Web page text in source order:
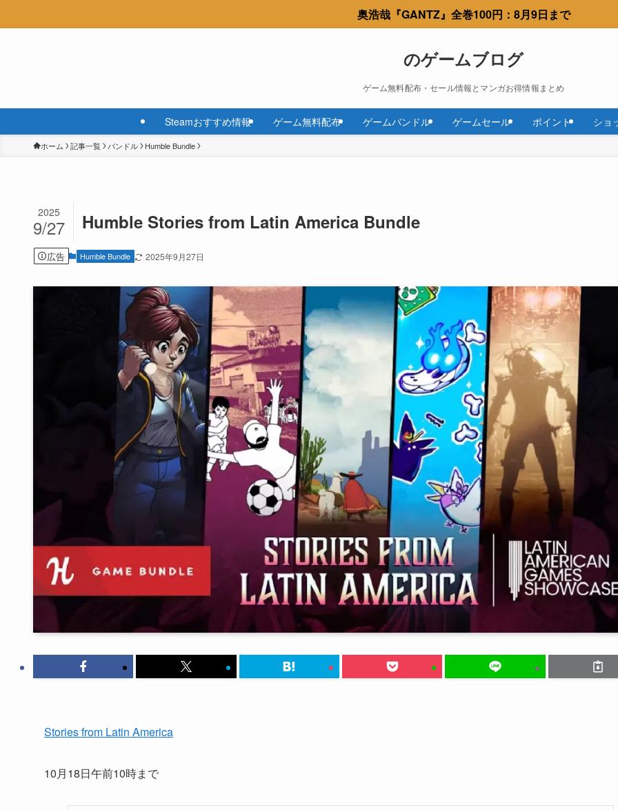
奥浩哉『GANTZ』全巻100円：8月9日まで
のゲームブログ
ゲーム無料配布・セール情報とマンガお得情報まとめ
Steamおすすめ情報 ゲーム無料配布 ゲームバンドル ゲームセール ポイント ショ
ホーム 記事一覧 バンドル Humble Bundle
Humble Stories from Latin America Bundle
2025
9/27
広告 Humble Bundle 2025年9月27日
Stories from Latin America
10月18日午前10時まで